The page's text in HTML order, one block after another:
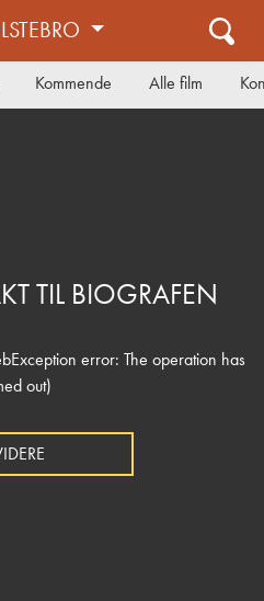
Kommende Alle film
TIL BIOGRAFEN
error: The operation has
out)